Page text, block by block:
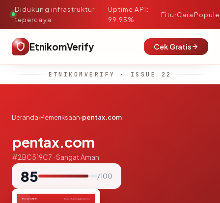
Didukung infrastruktur
tepercaya
·
Uptime API:
99.95%
FiturCara
EtnikomVerify Cek Gratis
ETNIKOMVERIFY · ISSUE 22
Beranda›Pemeriksaan›pentax.com
pentax.com
#2BC519C7 · Sangat Aman
85 / 100